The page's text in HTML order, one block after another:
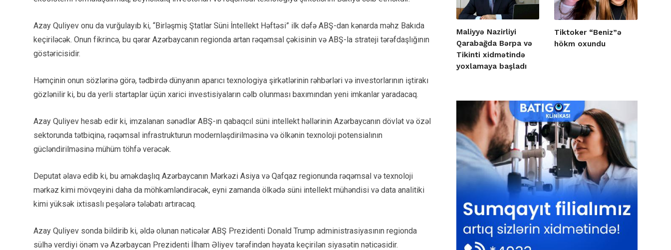
Azay Quliyev onu da vurğulayıb ki, “Birləşmiş Ştatlar Süni İntellekt Həftəsi” ilk dəfə ABŞ-dan kənarda məhz Bakıda
keçiriləcək. Onun fikrincə, bu qərar Azərbaycanın regionda artan rəqəmsal çəkisinin və ABŞ-la strateji tərəfdaşlığının
göstəricisidir.
Həmçinin onun sözlərinə görə, tədbirdə dünyanın aparıcı texnologiya şirkətlərinin rəhbərləri və investorlarının iştirakı
gözlənilir ki, bu da yerli startaplar üçün xarici investisiyaların cəlb olunması baxımından yeni imkanlar yaradacaq.
Azay Quliyev hesab edir ki, imzalanan sənədlər ABŞ-ın qabaqcıl süni intellekt həllərinin Azərbaycanın dövlət və özəl
sektorunda tətbiqinə, rəqəmsal infrastrukturun modernləşdirilməsinə və ölkənin texnoloji potensialının
gücləndirilməsinə mühüm töhfə verəcək.
Deputat əlavə edib ki, bu əməkdaşlıq Azərbaycanın Mərkəzi Asiya və Qafqaz regionunda rəqəmsal və texnoloji
mərkəz kimi mövqeyini daha da möhkəmləndirəcək, eyni zamanda ölkədə süni intellekt mühəndisi və data analitiki
kimi yüksək ixtisaslı peşələrə tələbatı artıracaq.
Azay Quliyev sonda bildirib ki, əldə olunan nəticələr ABŞ Prezidenti Donald Trump administrasiyasının regionda
sülhə verdiyi önəm və Azərbaycan Prezidenti İlham Əliyev tərəfindən həyata keçirilən siyasətin nəticəsidir.
Maliyyə Nazirliyi
Qarabağda Bərpa və
Tikinti xidmətində
yoxlamaya başladı
Tiktoker “Beniz”ə
hökm oxundu